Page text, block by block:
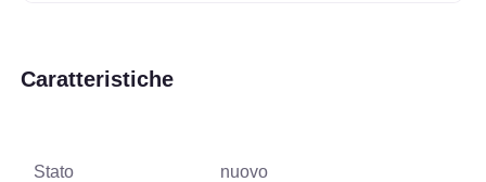
Caratteristiche
Stato nuovo